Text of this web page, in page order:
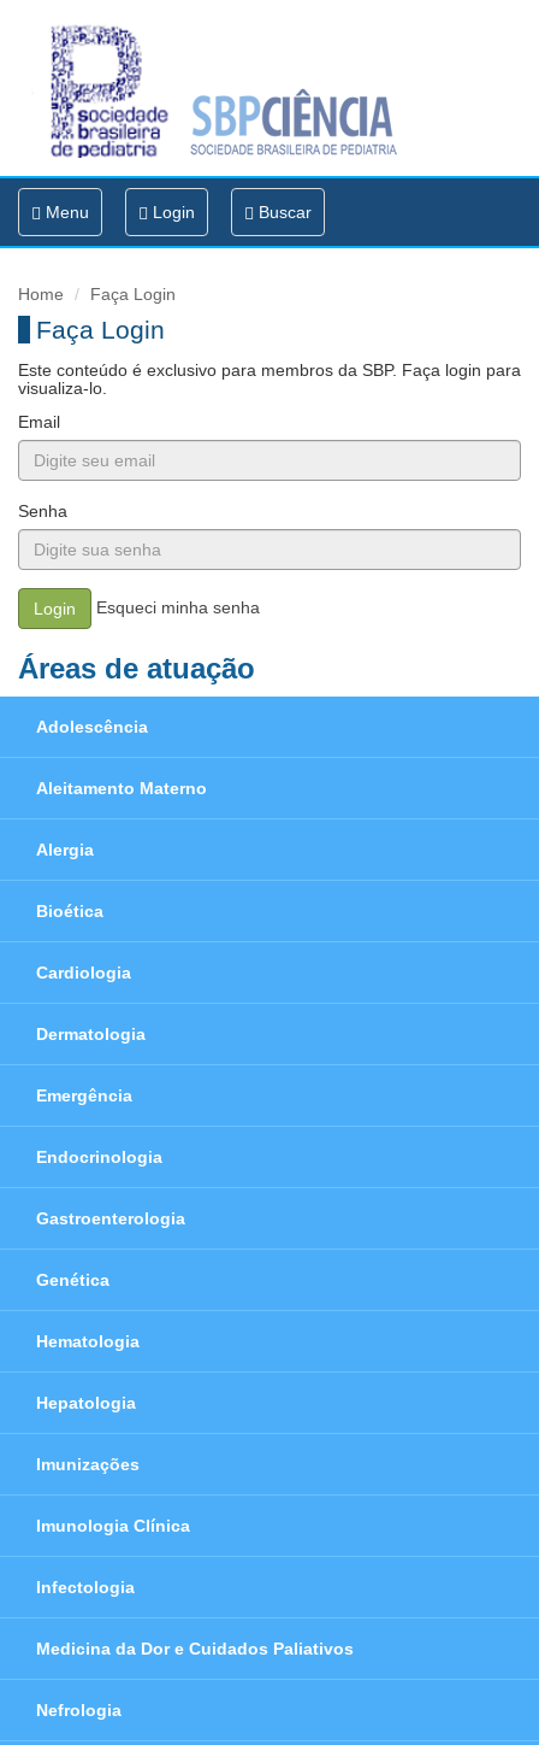
Toggle
navigation
Menu Login Buscar
Home Faça Login
Faça Login
Este conteúdo é exclusivo para membros da SBP. Faça login para
visualiza-lo.
Email
Senha
Login Esqueci minha senha
Áreas de atuação
Adolescência
Aleitamento Materno
Alergia
Bioética
Cardiologia
Dermatologia
Emergência
Endocrinologia
Gastroenterologia
Genética
Hematologia
Hepatologia
Imunizações
Imunologia Clínica
Infectologia
Medicina da Dor e Cuidados Paliativos
Nefrologia